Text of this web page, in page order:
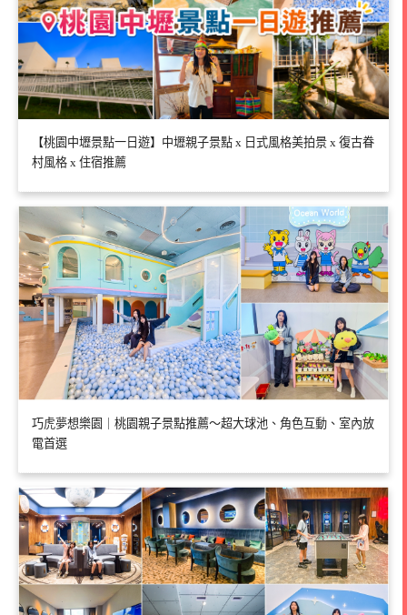
【桃園中壢景點一日遊】中壢親子景點 x 日式風格美拍景 x 復古眷
村風格 x 住宿推薦
巧虎夢想樂園｜桃園親子景點推薦～超大球池、角色互動、室內放
電首選